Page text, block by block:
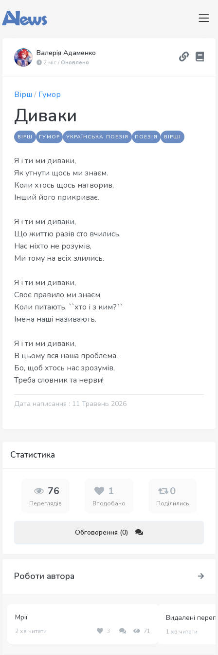
Валерія Адаменко
2 міс / Оновлено
Вірш / Гумор
Диваки
ВІРШ ГУМОР УКРАЇНСЬКА ПОЕЗІЯ ПОЕЗІЯ ВІРШІ
Я і ти ми диваки,
​Як утнути щось ми знаєм.
​Коли хтось щось натворив,
​Інший його прикриває.
Я і ти ми диваки,
​Що життю разів сто вчились.
​Нас ніхто не розумів,
​Ми тому на всіх злились.
Я і ти ми диваки,
​Своє правило ми знаєм.
​Коли питають, ``хто і з ким?``
​Імена наші називають.
Я і ти ми диваки,
​В цьому вся наша проблема.
​Бо, щоб хтось нас зрозумів,
​Треба словник та нерви!
Дата написання : 11 Травень 2026
Статистика
76
Переглядів
1
Вподобано
0
Поділились
Обговорення (0)
Роботи автора
Мрії
2 хв читати 3 71
Видалені
1 хв читати